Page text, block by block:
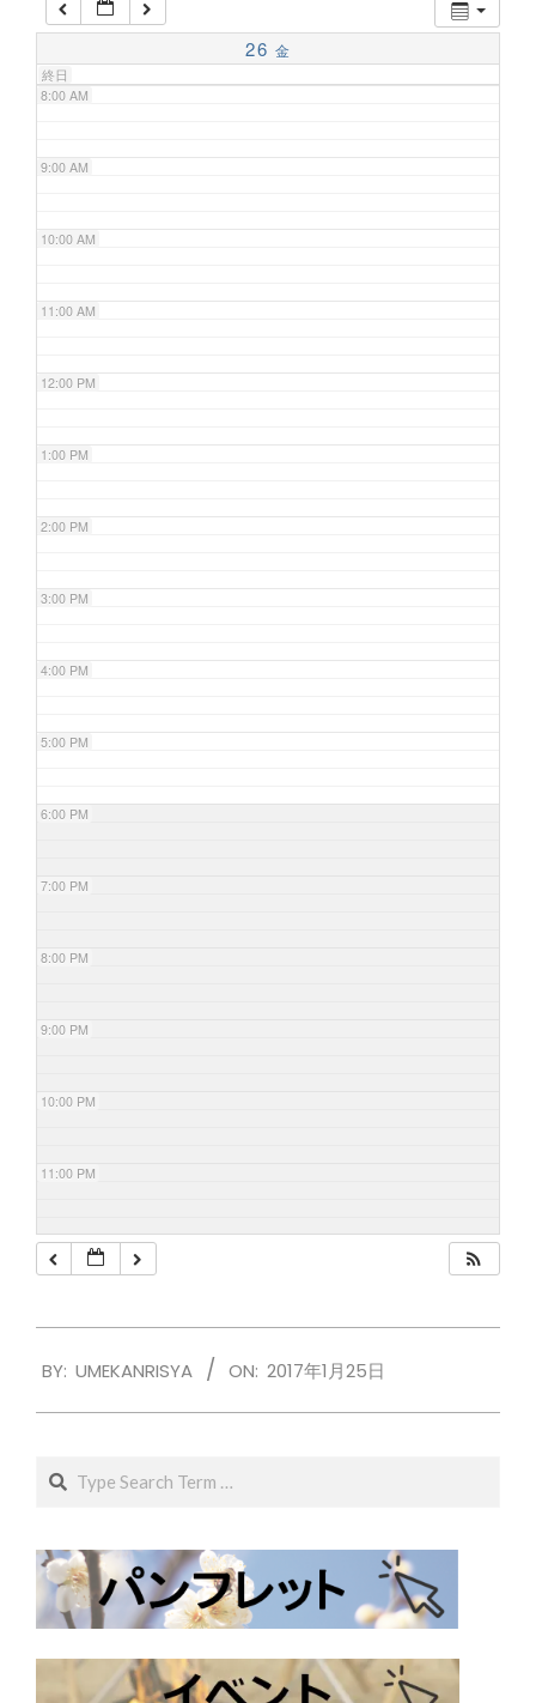
26 金
終日
7:00 AM
8:00 AM
9:00 AM
10:00 AM
11:00 AM
12:00 PM
1:00 PM
2:00 PM
3:00 PM
4:00 PM
5:00 PM
6:00 PM
7:00 PM
8:00 PM
9:00 PM
10:00 PM
11:00 PM
01-
BY: UMEKANRISYA ON: 2017年1月25日
Search